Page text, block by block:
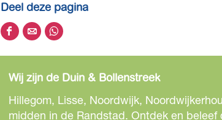
Deel deze pagina
D
e
l
d
e
D
e
l
d
e
D
e
l
d
e
Wij zijn de Duin & Bollenstreek
Hillegom, Lisse, Noordwijk,
midden in de Randstad. Ontdek en